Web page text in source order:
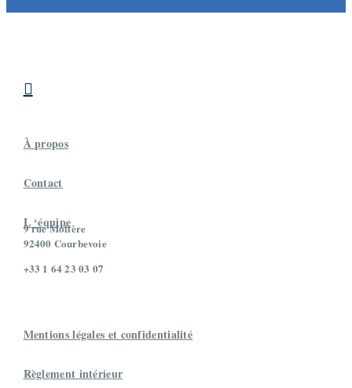

À propos
Contact
L ‘équipe
9 rue Molière
92400 Courbevoie
+33 1 64 23 03 07
Mentions légales et confidentialité
Règlement intérieur